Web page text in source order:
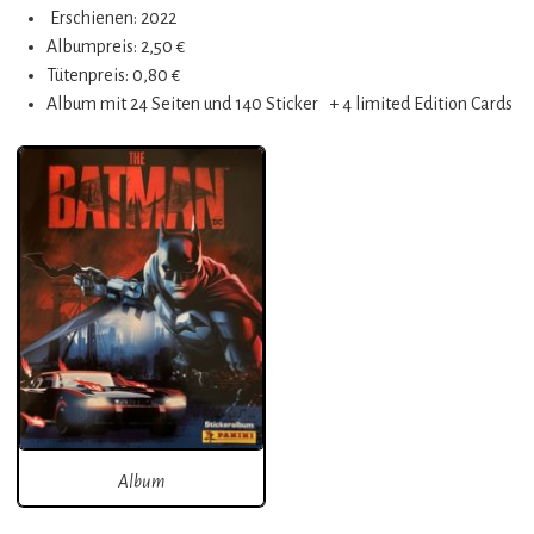
Erschienen: 2022
Albumpreis: 2,50 €
Tütenpreis: 0,80 €
Album mit 24 Seiten und 140 Sticker + 4 limited Edition Cards
Album